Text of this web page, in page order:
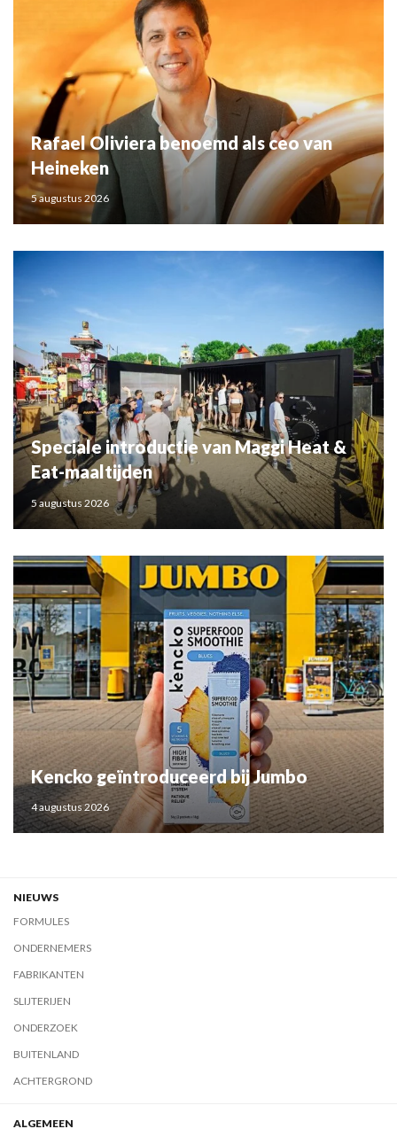
Rafael Oliviera benoemd als ceo van
Heineken
5 augustus 2026
Speciale introductie van Maggi Heat &
Eat-maaltijden
5 augustus 2026
Kencko geïntroduceerd bij Jumbo
4 augustus 2026
NIEUWS
FORMULES
ONDERNEMERS
FABRIKANTEN
SLIJTERIJEN
ONDERZOEK
BUITENLAND
ACHTERGROND
ALGEMEEN